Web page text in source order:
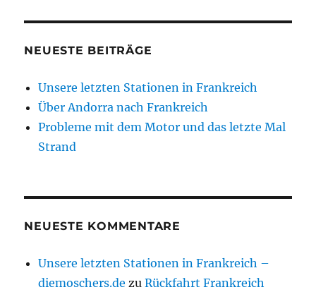
NEUESTE BEITRÄGE
Unsere letzten Stationen in Frankreich
Über Andorra nach Frankreich
Probleme mit dem Motor und das letzte Mal
Strand
NEUESTE KOMMENTARE
Unsere letzten Stationen in Frankreich –
diemoschers.de zuRückfahrt Frankreich